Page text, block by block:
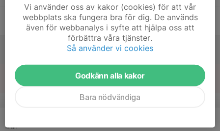
20
Sön
v.39
Mån
Vi använder oss av kakor (cookies) för att vår
webbplats ska fungera bra för dig. De används
även för webbanalys i syfte att hjälpa oss att
förbättra våra tjänster.
Så använder vi cookies
Godkänn alla kakor
Bara nödvändiga